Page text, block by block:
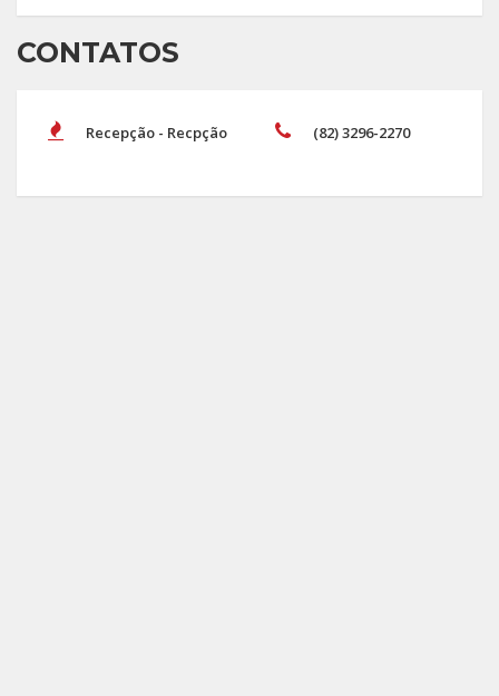
CONTATOS
Recepção - Recpção (82) 3296-2270